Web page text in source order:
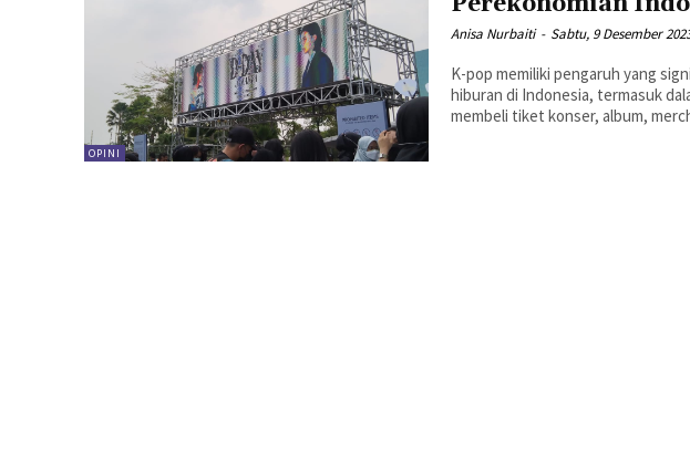
OPINI
Anisa Nurbaiti - Sabtu, 9 Desember
K-pop memiliki pengaruh yang
hiburan di Indonesia, termasuk
membeli tiket konser, album,